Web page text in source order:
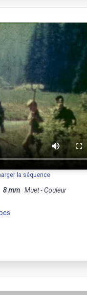
la séquence
8 mm Muet - Couleur